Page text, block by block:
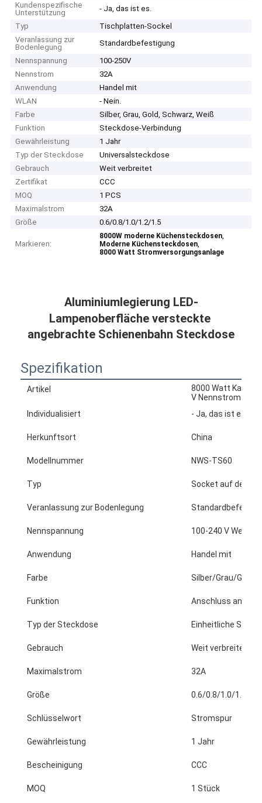
Startseite
Produkte
Über uns
Kundenspezifische
Unterstützung
- Ja, das ist es.
Typ
Tischplatten-Sockel
Veranlassung zur
Bodenlegung
Standardbefestigung
Nennspannung
100-250V
Nennstrom
32A
Anwendung
Handel mit
WLAN
- Nein.
Farbe
Silber, Grau, Gold, Schwarz, Weiß
Funktion
Steckdose-Verbindung
Gewährleistung
1 Jahr
Typ der Steckdose
Universalsteckdose
Gebrauch
Weit verbreitet
Zertifikat
CCC
MOQ
1 PCS
Maximalstrom
32A
Größe
0.6/0.8/1.0/1.2/1.5
Markieren:
8000W moderne Küchensteckdosen,
Moderne Küchensteckdosen,
8000 Watt Stromversorgungsanlage
Aluminiumlegierung LED-
Lampenoberfläche versteckte
angebrachte Schienenbahn Steckdose
Spezifikation
Artikel
8000 Watt
V Nennstrom 32 A
Individualisiert
- Ja, das ist es.
Herkunftsort China
Modellnummer NWS-TS60
Typ Socket auf dem
Veranlassung zur Bodenlegung
Nennspannung 100-240 V
Anwendung Handel mit
Farbe Silber/Grau/Gold/
Funktion Anschluss an die
Typ der Steckdose Einheitliche
Gebrauch Weit verbreitet
Maximalstrom 32A
Größe 0.6/0.8/1.0/1.2/
Schlüsselwort Stromspur
Gewährleistung 1 Jahr
Bescheinigung CCC
MOQ 1 Stück